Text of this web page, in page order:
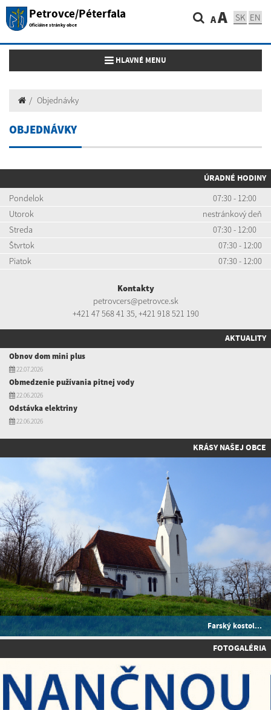
Petrovce/Péterfala
Oficiálne stránky obce AA SK EN
Toggle navigation
HLAVNÉ MENU
Objednávky
OBJEDNÁVKY
ÚRADNÉ HODINY
Pondelok
07:30 - 12:00
Utorok
nestránkový deň
Streda
07:30 - 12:00
Štvrtok
07:30 - 12:00
Piatok
07:30 - 12:00
Kontakty
petrovcers@petrovce.sk
+421 47 568 41 35,+421 918 521 190
AKTUALITY
Obnov dom mini plus
22.07.2026
Obmedzenie pužívania pitnej vody
22.06.2026
Odstávka elektriny
22.06.2026
KRÁSY NAŠEJ OBCE
Farský kostol...
FOTOGALÉRIA